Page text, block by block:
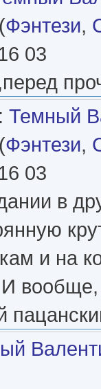
(Фэнтези,
03
: Темный
(Фэнтези,
03
в
и на
И